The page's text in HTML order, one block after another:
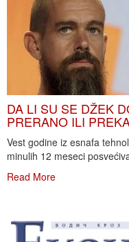
DA LI SU SE DŽEK
PRERANO ILI
Vest godine iz esnafa
minulih 12 meseci
Read More